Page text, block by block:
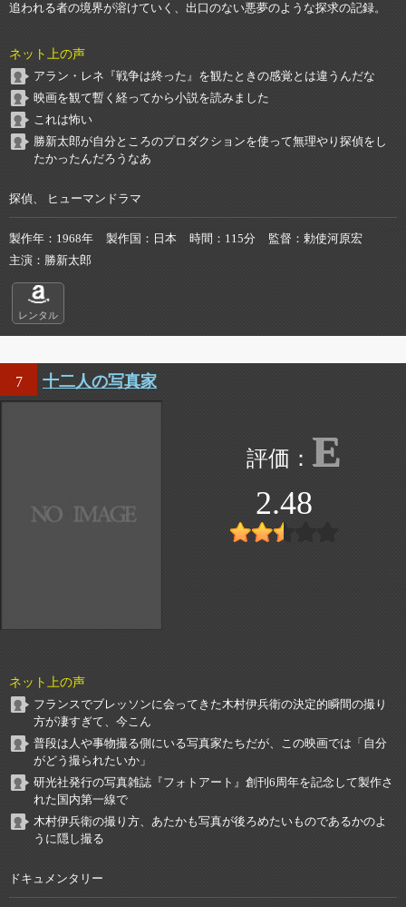
追われる者の境界が溶けていく、出口のない悪夢のような探求の記録。
ネット上の声
アラン・レネ『戦争は終った』を観たときの感覚とは違うんだな
映画を観て暫く経ってから小説を読みました
これは怖い
勝新太郎が自分ところのプロダクションを使って無理やり探偵をし
たかったんだろうなあ
探偵、 ヒューマンドラマ
製作年 1968年 製作国 日本 時間 115分 監督
勅使河原宏
主演
勝新太郎
レンタル
7 十二人の写真家
E
2.48
ネット上の声
フランスでブレッソンに会ってきた木村伊兵衛の決定的瞬間の撮り
方が凄すぎて、今こん
普段は人や事物撮る側にいる写真家たちだが、この映画では「自分
がどう撮られたいか」
研光社発行の写真雑誌『フォトアート』創刊6周年を記念して製作さ
れた国内第一線で
木村伊兵衛の撮り方、あたかも写真が後ろめたいものであるかのよ
うに隠し撮る
ドキュメンタリー